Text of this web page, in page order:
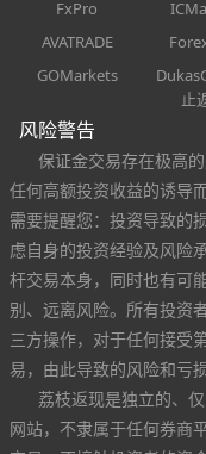
FxPro
AVATRADE
GOMarkets
止
风险警告
保证金交易存在极高
任何高额投资收益的诱导
需要提醒您：投资导致的
虑自身的投资经验及风险
杆交易本身，同时也有可
别、远离风险。所有投资
三方操作，对于任何接受
易，由此导致的风险和亏
荔枝返现是独立的、
网站，不隶属于任何券商